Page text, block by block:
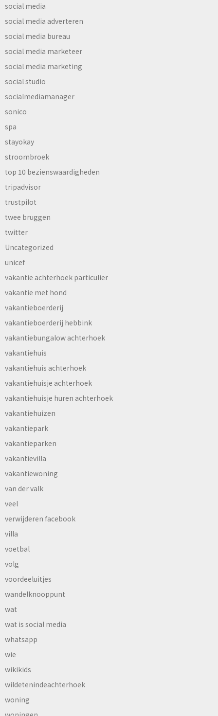
social media
social media adverteren
social media bureau
social media marketeer
social media marketing
social studio
socialmediamanager
sonico
spa
stayokay
stroombroek
top 10 bezienswaardigheden
tripadvisor
trustpilot
twee bruggen
twitter
Uncategorized
unicef
vakantie achterhoek particulier
vakantie met hond
vakantieboerderij
vakantieboerderij hebbink
vakantiebungalow achterhoek
vakantiehuis
vakantiehuis achterhoek
vakantiehuisje achterhoek
vakantiehuisje huren achterhoek
vakantiehuizen
vakantiepark
vakantieparken
vakantievilla
vakantiewoning
van der valk
veel
verwijderen facebook
villa
voetbal
volg
voordeeluitjes
wandelknooppunt
wat
wat is social media
whatsapp
wie
wikikids
wildetenindeachterhoek
woning